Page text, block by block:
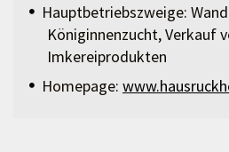
Hauptbetriebszweige:
Königinnenzucht, Verkauf
Imkereiprodukten
Homepage: